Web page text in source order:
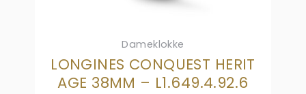
Dameklokke
LONGINES CONQUEST HERIT
AGE 38MM – L1.649.4.92.6